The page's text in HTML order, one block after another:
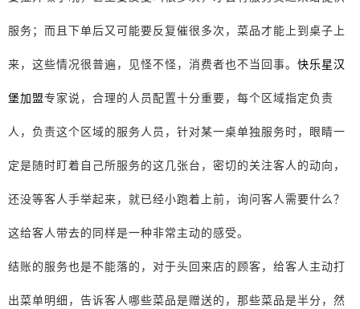
服务；而且下单后又可能要反复催很多次，菜品才能上到桌子上
来，这些情况很普遍，见怪不怪，消费者也不当回事。 快乐星汉
堡加盟专家说，合理的人员配置十分重要，每个区域指定负责
人，负责这个区域的服务人员，针对某一桌单独服务时，眼睛一
定是随时盯着自己所服务的这几张台，密切的关注客人的动向，
还没等客人手举起来，就已经小跑着上前，询问客人需要什么？
这给客人带去的同样是一种非常主动的感受。
结账的服务也是不能落的，对于头回来店的顾客，给客人主动打
出菜单明细，告诉客人哪些菜品是赠送的，那些菜品是半分，然